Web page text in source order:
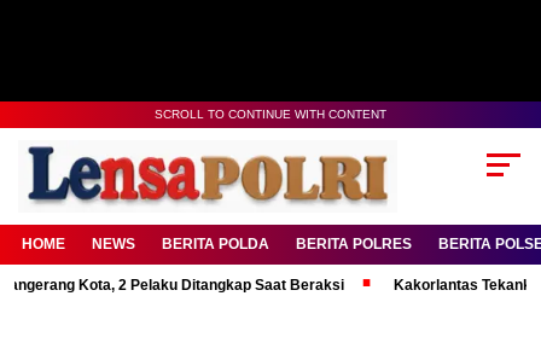
SCROLL TO CONTINUE WITH CONTENT
HOME NEWS BERITA POLDA BERITA POLRES BERITA
Kota, 2 Pelaku Ditangkap Saat Beraksi Kakorlantas Tekankan Mental